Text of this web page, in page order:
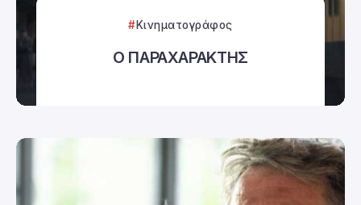
Κινηματογράφος
Ο ΠΑΡΑΧΑΡΑΚΤΗΣ